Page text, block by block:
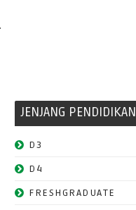
JENJANG PENDIDIKAN
D3
D4
FRESHGRADUATE